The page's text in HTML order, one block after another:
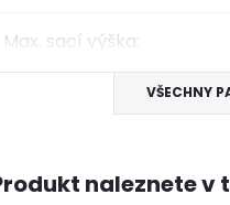
Max. sací výška:
VŠECHNY
naleznete v